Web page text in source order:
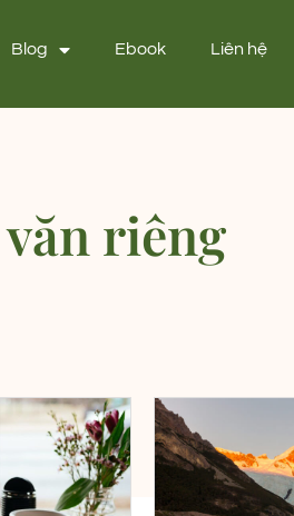
Blog Ebook Liên hệ
riêng